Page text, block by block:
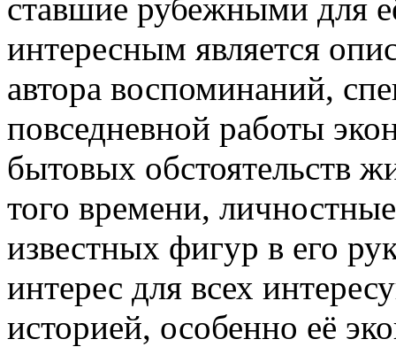
ставшие рубежными для
интересным является
автора воспоминаний,
повседневной работы
бытовых обстоятельств
того времени,
известных фигур в его
интерес для всех
историей, особенно её